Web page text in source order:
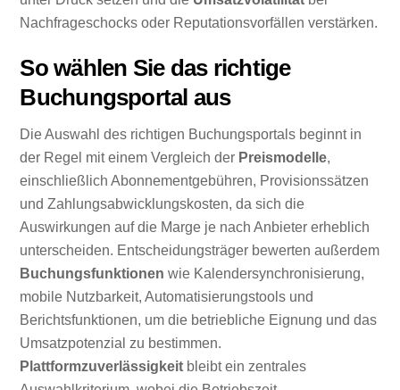
Nachfrageschocks oder Reputationsvorfällen verstärken.
So wählen Sie das richtige
Buchungsportal aus
Die Auswahl des richtigen Buchungsportals beginnt in
der Regel mit einem Vergleich der Preismodelle,
einschließlich Abonnementgebühren, Provisionssätzen
und Zahlungsabwicklungskosten, da sich die
Auswirkungen auf die Marge je nach Anbieter erheblich
unterscheiden. Entscheidungsträger bewerten außerdem
Buchungsfunktionen wie Kalendersynchronisierung,
mobile Nutzbarkeit, Automatisierungstools und
Berichtsfunktionen, um die betriebliche Eignung und das
Umsatzpotenzial zu bestimmen.
Plattformzuverlässigkeit bleibt ein zentrales